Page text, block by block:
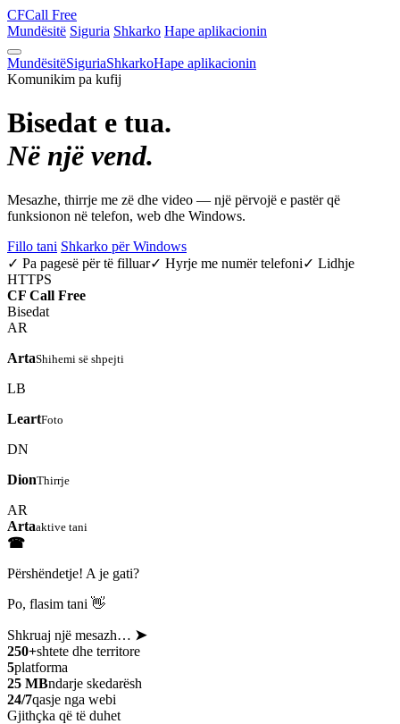
CFCall Free
Mundësitë Siguria Shkarko Hape aplikacionin
MundësitëSiguriaShkarkoHape aplikacionin
Komunikim pa kufij
Bisedat e tua.
Në një vend.
Mesazhe, thirrje me zë dhe video — një përvojë e pastër që
funksionon në telefon, web dhe Windows.
Fillo tani Shkarko për Windows
✓ Pa pagesë për të filluar✓ Hyrje me numër telefoni✓ Lidhje
HTTPS
CF Call Free
Bisedat
AR
ArtaShihemi së shpejti
LB
LeartFoto
DN
DionThirrje
AR
Artaaktive tani
☎
Përshëndetje! A je gati?
Po, flasim tani 👋
Shkruaj një mesazh… ➤
250+shtete dhe territore
5platforma
25 MBndarje skedarësh
24/7qasje nga webi
Gjithçka që të duhet